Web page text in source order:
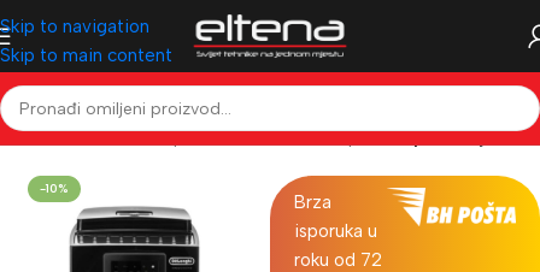
Skip to navigation
Skip to main content
Mali kućanski aparati Mali kućanski aparati Spremanje kafe
-10%
Brza
isporuka u
roku od 72